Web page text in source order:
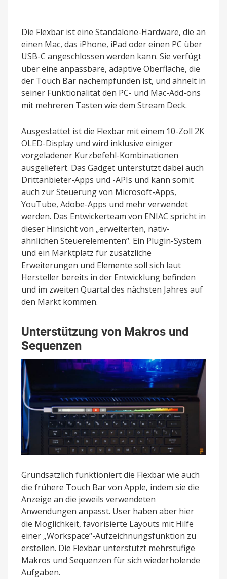
Die Flexbar ist eine Standalone-Hardware, die an
einen Mac, das iPhone, iPad oder einen PC über
USB-C angeschlossen werden kann. Sie verfügt
über eine anpassbare, adaptive Oberfläche, die
der Touch Bar nachempfunden ist, und ähnelt in
seiner Funktionalität den PC- und Mac-Add-ons
mit mehreren Tasten wie dem Stream Deck.
Ausgestattet ist die Flexbar mit einem 10-Zoll 2K
OLED-Display und wird inklusive einiger
vorgeladener Kurzbefehl-Kombinationen
ausgeliefert. Das Gadget unterstützt dabei auch
Drittanbieter-Apps und -APIs und kann somit
auch zur Steuerung von Microsoft-Apps,
YouTube, Adobe-Apps und mehr verwendet
werden. Das Entwickerteam von ENIAC spricht in
dieser Hinsicht von „erweiterten, nativ-
ähnlichen Steuerelementen“. Ein Plugin-System
und ein Marktplatz für zusätzliche
Erweiterungen und Elemente soll sich laut
Hersteller bereits in der Entwicklung befinden
und im zweiten Quartal des nächsten Jahres auf
den Markt kommen.
Unterstützung von Makros und
Sequenzen
Grundsätzlich funktioniert die Flexbar wie auch
die frühere Touch Bar von Apple, indem sie die
Anzeige an die jeweils verwendeten
Anwendungen anpasst. User haben aber hier
die Möglichkeit, favorisierte Layouts mit Hilfe
einer „Workspace“-Aufzeichnungsfunktion zu
erstellen. Die Flexbar unterstützt mehrstufige
Makros und Sequenzen für sich wiederholende
Aufgaben.